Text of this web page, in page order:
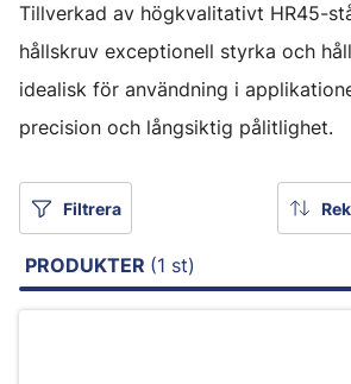
Tillverkad av högkvalitativt HR45-
hållskruv exceptionell styrka och
idealisk för användning i
precision och långsiktig pålitlighet.
Filtrera
PRODUKTER (1 st)